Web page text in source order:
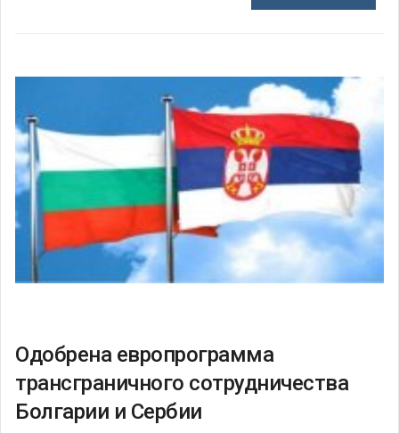
Одобрена европрограмма
трансграничного сотрудничества
Болгарии и Сербии